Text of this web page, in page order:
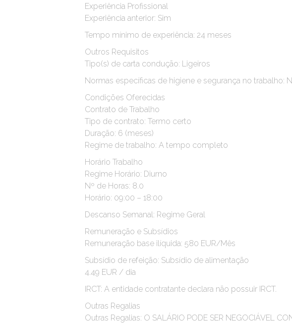
Experiência Profissional
Experiência anterior: Sim
Tempo mínimo de experiência: 24 meses
Outros Requisitos
Tipo(s) de carta condução: Ligeiros
Normas específicas de higiene e segurança no trabalho:
Condições Oferecidas
Contrato de Trabalho
Tipo de contrato: Termo certo
Duração: 6 (meses)
Regime de trabalho: A tempo completo
Horário Trabalho
Regime Horário: Diurno
Nº de Horas: 8.0
Horário: 09:00 – 18:00
Descanso Semanal: Regime Geral
Remuneração e Subsídios
Remuneração base ilíquida: 580 EUR/Mês
Subsídio de refeição: Subsídio de alimentação
4.49 EUR / dia
IRCT: A entidade contratante declara não possuir IRCT.
Outras Regalias
Outras Regalias: O SALÁRIO PODE SER NEGOCIÁVEL